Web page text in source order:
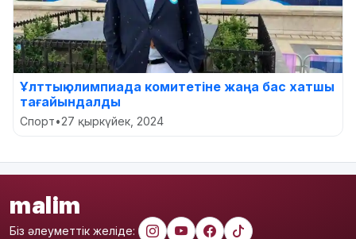
Ұлттық олимпиада комитетіне жаңа бас хатшы
тағайындалды
Спорт•27 қыркүйек, 2024
malim
Біз әлеуметтік желіде: